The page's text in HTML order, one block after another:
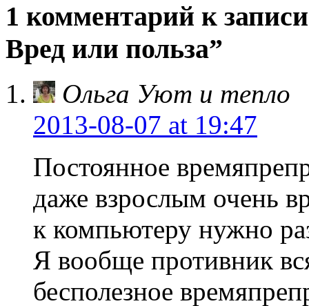
1 комментарий к
Вред или польза”
Ольга Уют и тепло
2013-08-07 at 19:47
Постоянное
даже взрослым очень
к компьютеру нужно
Я вообще противник
бесполезное